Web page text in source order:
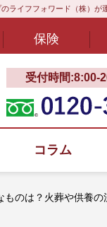
ライフフォワード（株）が
保険
受付時間
コラム
ものは？火葬や供養